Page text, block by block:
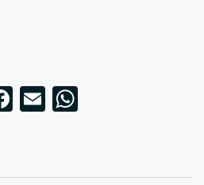
Facebook
EmailWhatsApp